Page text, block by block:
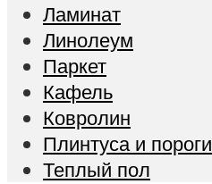
Ламинат
Линолеум
Паркет
Кафель
Ковролин
Плинтуса и пороги
Теплый пол